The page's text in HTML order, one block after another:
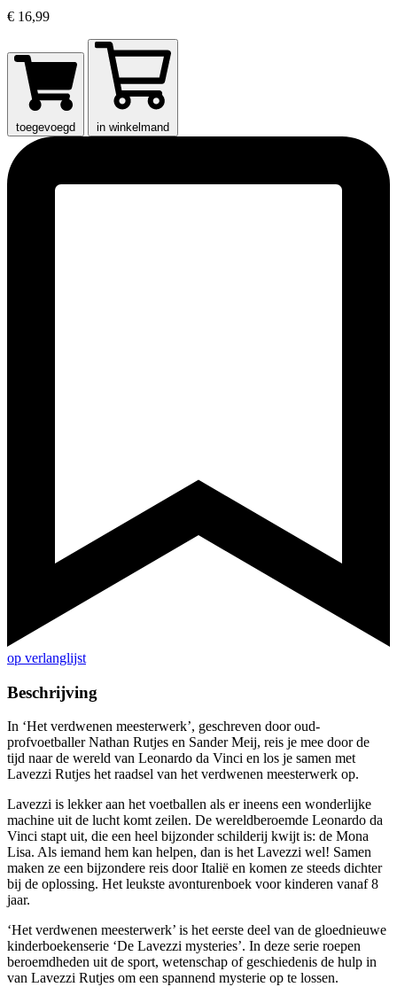
€ 16,99
toegevoegd in winkelmand
op verlanglijst
Beschrijving
In ‘Het verdwenen meesterwerk’, geschreven door oud-
profvoetballer Nathan Rutjes en Sander Meij, reis je mee door de
tijd naar de wereld van Leonardo da Vinci en los je samen met
Lavezzi Rutjes het raadsel van het verdwenen meesterwerk op.
Lavezzi is lekker aan het voetballen als er ineens een wonderlijke
machine uit de lucht komt zeilen. De wereldberoemde Leonardo da
Vinci stapt uit, die een heel bijzonder schilderij kwijt is: de Mona
Lisa. Als iemand hem kan helpen, dan is het Lavezzi wel! Samen
maken ze een bijzondere reis door Italië en komen ze steeds dichter
bij de oplossing. Het leukste avonturenboek voor kinderen vanaf 8
jaar.
‘Het verdwenen meesterwerk’ is het eerste deel van de gloednieuwe
kinderboekenserie ‘De Lavezzi mysteries’. In deze serie roepen
beroemdheden uit de sport, wetenschap of geschiedenis de hulp in
van Lavezzi Rutjes om een spannend mysterie op te lossen.